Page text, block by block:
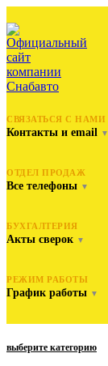
СВЯЗАТЬСЯ С НАМИ
Контакты и email ▼
ОТДЕЛ ПРОДАЖ
Все телефоны ▼
БУХГАЛТЕРИЯ
Акты сверок ▼
РЕЖИМ РАБОТЫ
График работы ▼
выберите категорию